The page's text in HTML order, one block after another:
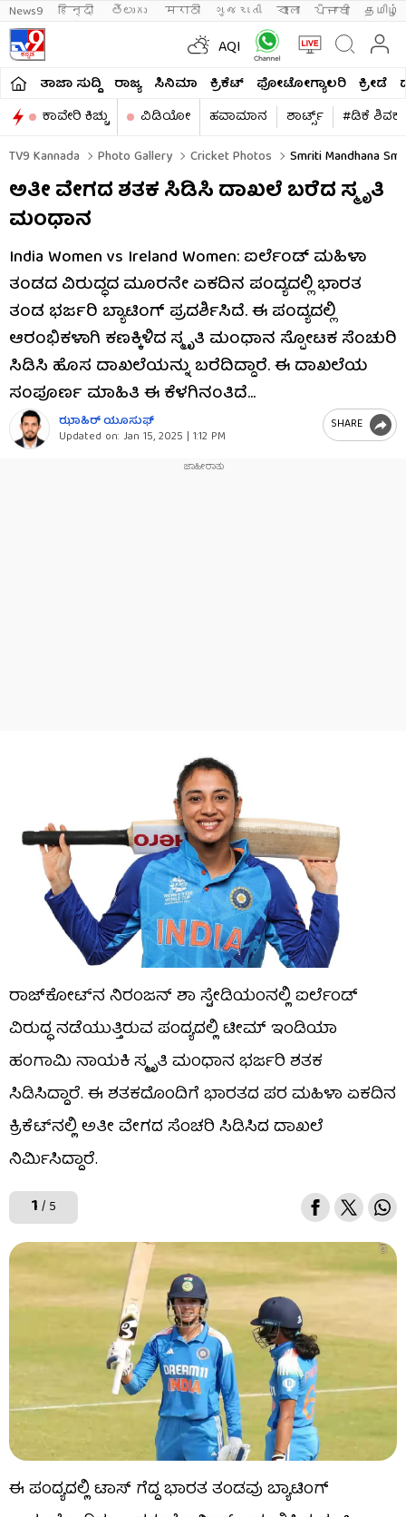
News9 हिन्दी తెలుగు मराठी ગુજરાતી বাংলা ਪੰਜਾਬੀ தமிழ்
AQI
ತಾಜಾ ಸುದ್ದಿ ರಾಜ್ಯ ಸಿನಿಮಾ ಕ್ರಿಕೆಟ್​ ಫೋಟೋಗ್ಯಾಲರಿ ಕ್ರೀಡೆ
ಕಾವೇರಿ ಕಿಚ್ಚು
ವಿಡಿಯೋ ಹವಾಮಾನ ಶಾರ್ಟ್ಸ್​
#ಡಿಕೆ
TV9 Kannada
Photo Gallery Cricket Photos Smriti Mandhana
ಅತೀ ವೇಗದ ಶತಕ ಸಿಡಿಸಿ ದಾಖಲೆ ಬರೆದ ಸ್ಮೃತಿ
ಮಂಧಾನ
India Women vs Ireland Women: ಐರ್ಲೆಂಡ್ ಮಹಿಳಾ
ತಂಡದ ವಿರುದ್ಧದ ಮೂರನೇ ಏಕದಿನ ಪಂದ್ಯದಲ್ಲಿ ಭಾರತ
ತಂಡ ಭರ್ಜರಿ ಬ್ಯಾಟಿಂಗ್ ಪ್ರದರ್ಶಿಸಿದೆ. ಈ ಪಂದ್ಯದಲ್ಲಿ
ಆರಂಭಿಕಳಾಗಿ ಕಣಕ್ಕಿಳಿದ ಸ್ಮೃತಿ ಮಂಧಾನ ಸ್ಪೋಟಕ ಸೆಂಚುರಿ
ಸಿಡಿಸಿ ಹೊಸ ದಾಖಲೆಯನ್ನು ಬರೆದಿದ್ದಾರೆ. ಈ ದಾಖಲೆಯ
ಸಂಪೂರ್ಣ ಮಾಹಿತಿ ಈ ಕೆಳಗಿನಂತಿದೆ...
ಝಾಹಿರ್ ಯೂಸುಫ್
Updated on: Jan 15, 2025 | 1:12 PM
SHARE
ರಾಜ್​ಕೋಟ್​ನ ನಿರಂಜನ್ ಶಾ ಸ್ಟೇಡಿಯಂನಲ್ಲಿ ಐರ್ಲೆಂಡ್
ವಿರುದ್ಧ ನಡೆಯುತ್ತಿರುವ ಪಂದ್ಯದಲ್ಲಿ ಟೀಮ್ ಇಂಡಿಯಾ
ಹಂಗಾಮಿ ನಾಯಕಿ ಸ್ಮೃತಿ ಮಂಧಾನ ಭರ್ಜರಿ ಶತಕ
ಸಿಡಿಸಿದ್ದಾರೆ. ಈ ಶತಕದೊಂದಿಗೆ ಭಾರತದ ಪರ ಮಹಿಳಾ ಏಕದಿನ
ಕ್ರಿಕೆಟ್​ನಲ್ಲಿ ಅತೀ ವೇಗದ ಸೆಂಚರಿ ಸಿಡಿಸಿದ ದಾಖಲೆ
ನಿರ್ಮಿಸಿದ್ದಾರೆ.
1 / 5
ಈ ಪಂದ್ಯದಲ್ಲಿ ಟಾಸ್ ಗೆದ್ದ ಭಾರತ ತಂಡವು ಬ್ಯಾಟಿಂಗ್